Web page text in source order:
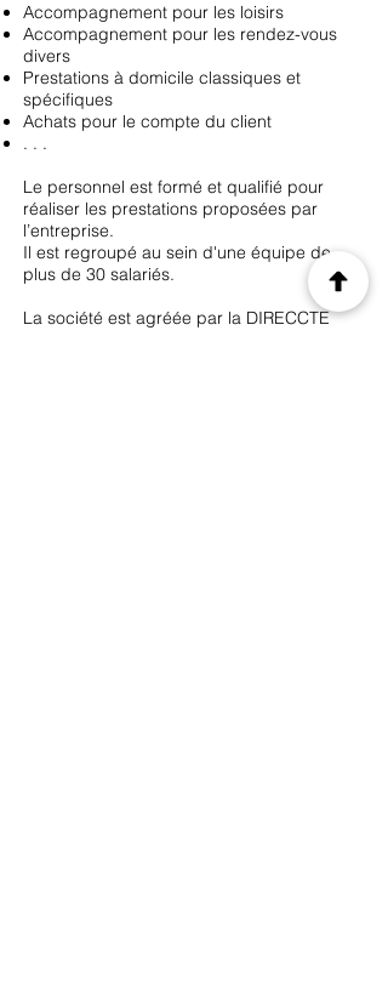
Accompagnement pour les loisirs
Accompagnement pour les rendez-vous
divers
Prestations à domicile classiques et
spécifiques
Achats pour le compte du client
. . .
Le personnel est formé et qualifié pour
réaliser les prestations proposées par
l’entreprise.
Il est regroupé au sein d'une équipe de
plus de 30 salariés.
La société est agréée par la DIRECCTE